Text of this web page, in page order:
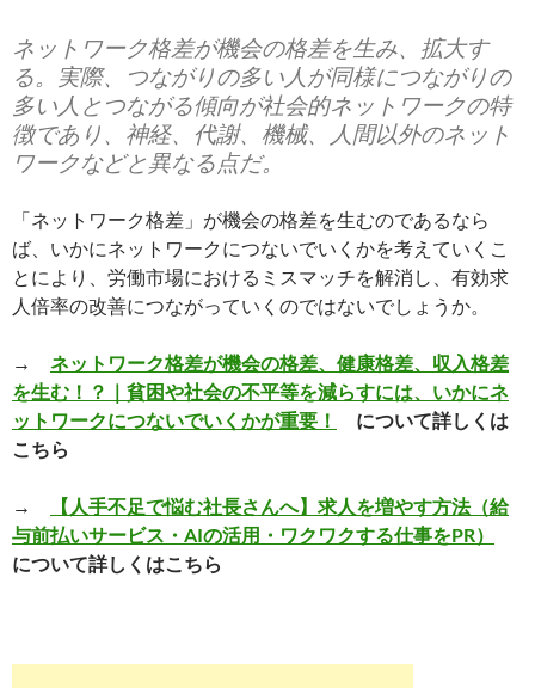
ネットワーク格差が機会の格差を生み、拡大す
る。実際、つながりの多い人が同様につながりの
多い人とつながる傾向が社会的ネットワークの特
徴であり、神経、代謝、機械、人間以外のネット
ワークなどと異なる点だ。
「ネットワーク格差」が機会の格差を生むのであるなら
ば、いかにネットワークにつないでいくかを考えていくこ
とにより、労働市場におけるミスマッチを解消し、有効求
人倍率の改善につながっていくのではないでしょうか。
→ ネットワーク格差が機会の格差、健康格差、収入格差
を生む！？｜貧困や社会の不平等を減らすには、いかにネ
ットワークにつないでいくかが重要！
について詳しくは
こちら
→
【人手不足で悩む社長さんへ】求人を増やす方法（給
与前払いサービス・AIの活用・ワクワクする仕事をPR）
について詳しくはこちら